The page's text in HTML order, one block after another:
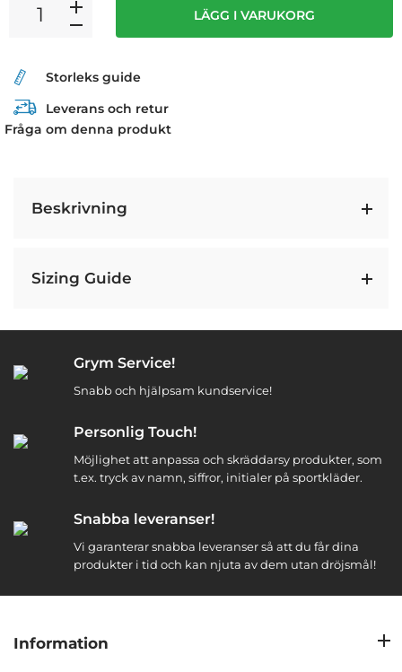
LÄGG I VARUKORG
Storleks guide
Leverans och retur
Fråga om denna produkt
Beskrivning
Sizing Guide
Grym Service!
Snabb och hjälpsam kundservice!
Personlig Touch!
Möjlighet att anpassa och skräddarsy produkter, som
t.ex. tryck av namn, siffror, initialer på sportkläder.
Snabba leveranser!
Vi garanterar snabba leveranser så att du får dina
produkter i tid och kan njuta av dem utan dröjsmål!
Information